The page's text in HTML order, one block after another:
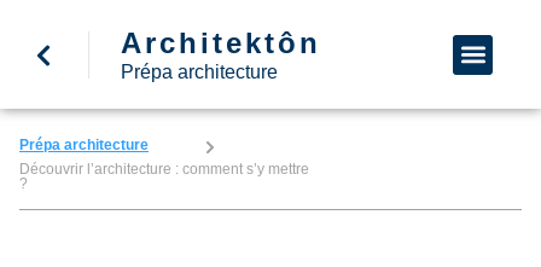
Architektôn
Prépa architecture
Prépa architecture
Découvrir l’architecture : comment s’y mettre
?